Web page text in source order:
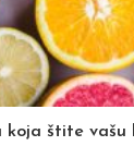
koja štite vašu